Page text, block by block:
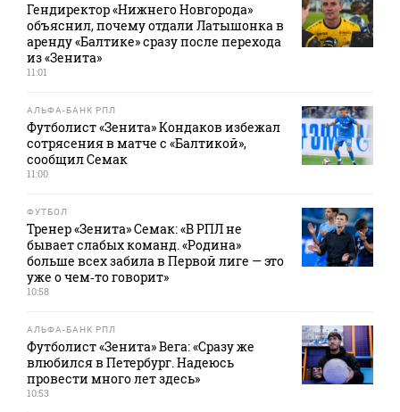
Гендиректор «Нижнего Новгорода»
объяснил, почему отдали Латышонка в
аренду «Балтике» сразу после перехода
из «Зенита»
11:01
АЛЬФА-БАНК РПЛ
Футболист «Зенита» Кондаков избежал
сотрясения в матче с «Балтикой»,
сообщил Семак
11:00
ФУТБОЛ
Тренер «Зенита» Семак: «В РПЛ не
бывает слабых команд. «Родина»
больше всех забила в Первой лиге — это
уже о чем‑то говорит»
10:58
АЛЬФА-БАНК РПЛ
Футболист «Зенита» Вега: «Сразу же
влюбился в Петербург. Надеюсь
провести много лет здесь»
10:53